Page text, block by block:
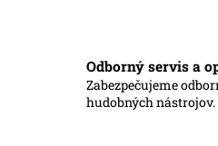
Odborný servis a
Zabezpečujeme
hudobných nástrojov.